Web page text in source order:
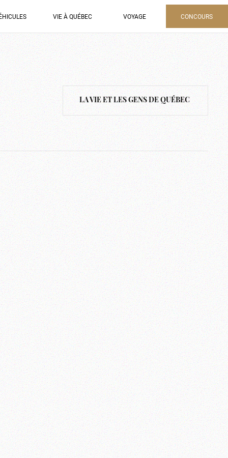
VIE À QUÉBEC VOYAGE CONCOURS
LA VIE ET LES GENS DE QUÉBEC